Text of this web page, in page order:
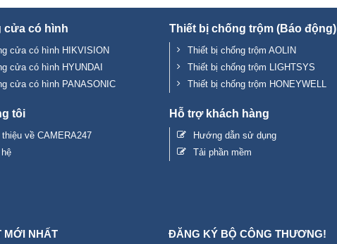
cửa có hình
cửa có hình HIKVISION
cửa có hình HYUNDAI
cửa có hình PANASONIC
Thiết bị chống trộm (Báo động)
Thiết bị chống trộm AOLIN
Thiết bị chống trộm LIGHTSYS
Thiết bị chống trộm HONEYWELL
tôi
về CAMERA247
hệ
Hỗ trợ khách hàng
Hướng dẫn sử dụng
Tải phần mềm
MỚI NHẤT ĐĂNG KÝ BỘ CÔNG THƯƠNG!